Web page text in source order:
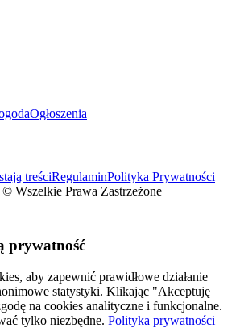
Ogłoszenia
treściRegulaminPolityka Prywatności
© Wszelkie Prawa Zastrzeżone
prywatność
aby zapewnić prawidłowe działanie
statystyki. Klikając "Akceptuję
na cookies analityczne i funkcjonalne.
tylko niezbędne. Polityka prywatności